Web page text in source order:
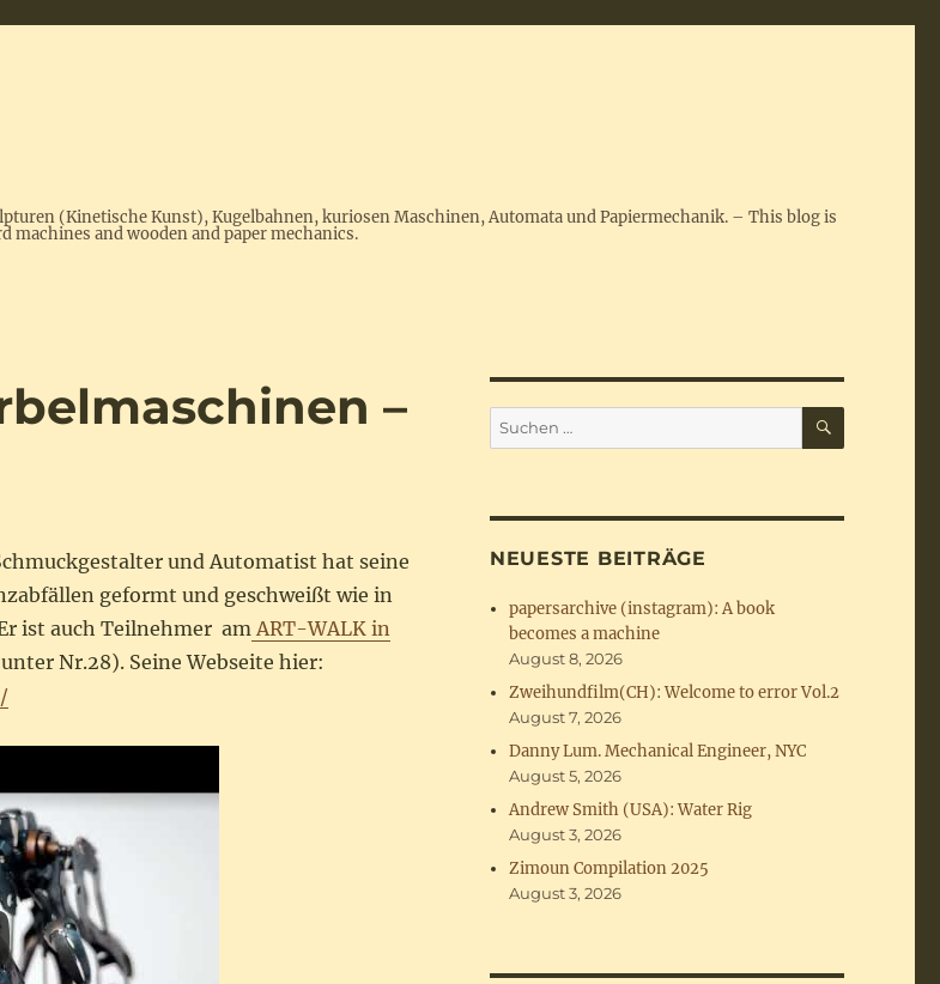
(Kinetische Kunst), Kugelbahnen, kuriosen Maschinen, Automata und Papiermechanik. – This blog is
machines and wooden and paper mechanics.
–
und Automatist hat seine
geformt und geschweißt wie in
ist auch Teilnehmer amART-WALK in
Nr.28). Seine Webseite hier:
Suchen
nach:
SUCHEN
NEUESTE BEITRÄGE
papersarchive (instagram): A book
becomes a machine
August 8, 2026
Zweihundfilm(CH): Welcome to error Vol.2
August 7, 2026
Danny Lum. Mechanical Engineer, NYC
August 5, 2026
Andrew Smith (USA): Water Rig
August 3, 2026
Zimoun Compilation 2025
August 3, 2026